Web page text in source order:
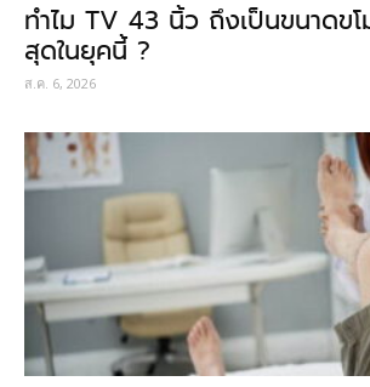
ทำไม TV 43 นิ้ว ถึงเป็นขนาดข
สุดในยุคนี้ ?
ส.ค. 6, 2026